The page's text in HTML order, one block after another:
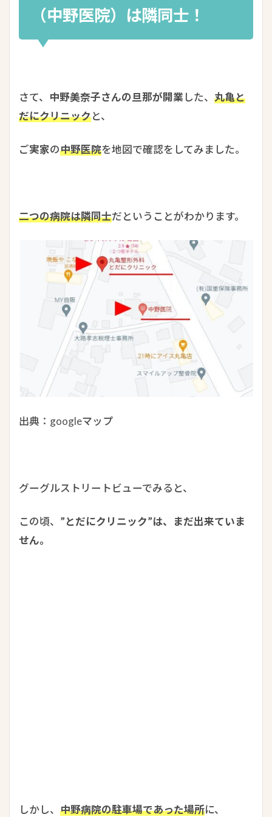
（中野医院）は隣同士！
さて、 中野美奈子さんの旦那が開業 した、 丸亀と
だにクリニックと、
ご実家の中野医院を地図で確認をしてみました。
二つの病院は隣同士だということがわかります。
出典：googleマップ
グーグルストリートビューでみると、
この頃、 ”とだにクリニック”は、まだ出来ていま
せん。
しかし、 中野病院の駐車場であった場所に、